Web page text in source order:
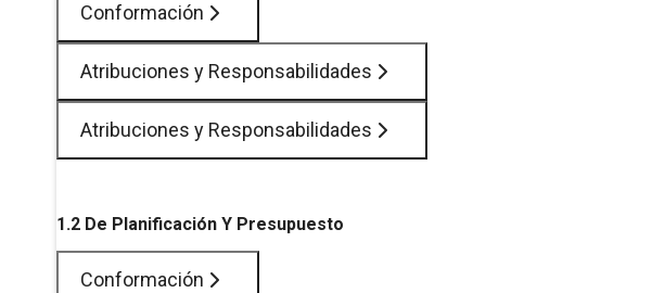
Conformación
Atribuciones y Responsabilidades
Atribuciones y Responsabilidades
1.2 De Planificación Y Presupuesto
Conformación